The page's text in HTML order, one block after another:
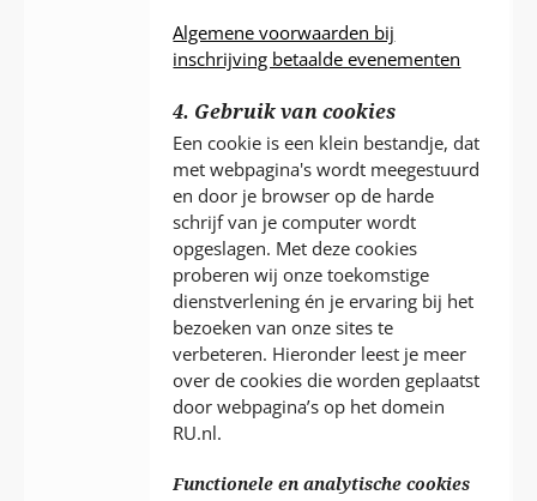
Algemene voorwaarden bij
inschrijving betaalde evenementen
4. Gebruik van cookies
Een cookie is een klein bestandje, dat
met webpagina's wordt meegestuurd
en door je browser op de harde
schrijf van je computer wordt
opgeslagen. Met deze cookies
proberen wij onze toekomstige
dienstverlening én je ervaring bij het
bezoeken van onze sites te
verbeteren. Hieronder leest je meer
over de cookies die worden geplaatst
door webpagina’s op het domein
RU.nl.
Functionele en analytische cookies